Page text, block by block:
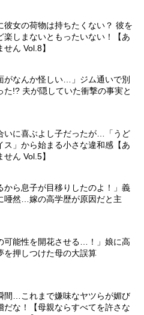
彼女の荷物は持ちたくない？ 彼を
楽しまないともったいない！【あ
ん Vol.8】
がなんか怪しい…」ジム通いで別
た!? 夫が隠していた衝撃の事実と
いに喜ぶよし子だったが…「うど
ス」から始まる小さな違和感【あ
ん Vol.5】
から息子が目移りしたのよ！」義
唖然…嫁の高学歴が原因だと主
可能性を開花させる…！」娘に高
を押しつけた母の大誤算
間…これまで嫌味なヤツらが媚び
だな！【母親ならすべてを許さな